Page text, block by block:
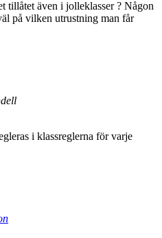
tillåtet även i jolleklasser ? Någon
på vilken utrustning man får
i klassreglerna för varje